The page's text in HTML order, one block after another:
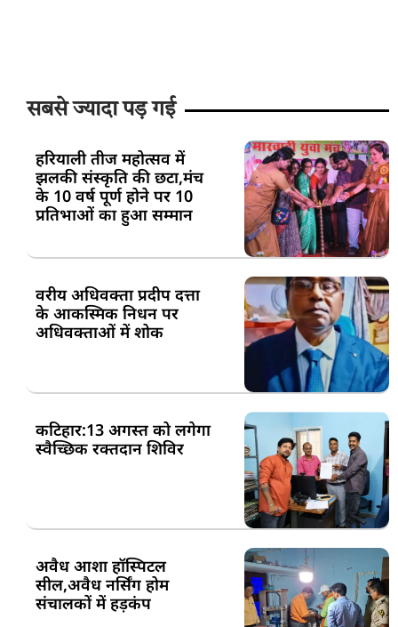
सबसे ज्यादा पड़ गई
हरियाली तीज महोत्सव में
झलकी संस्कृति की छटा,मंच
के 10 वर्ष पूर्ण होने पर 10
प्रतिभाओं का हुआ सम्मान
वरीय अधिवक्ता प्रदीप दत्ता
के आकस्मिक निधन पर
अधिवक्ताओं में शोक
कटिहार:13 अगस्त को लगेगा
स्वैच्छिक रक्तदान शिविर
अवैध आशा हॉस्पिटल
सील,अवैध नर्सिंग होम
संचालकों में हड़कंप